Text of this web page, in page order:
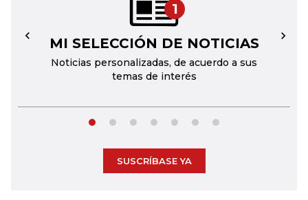
1
MI SELECCIÓN DE NOTICIAS
Noticias personalizadas, de acuerdo a sus
temas de interés
← →
SUSCRÍBASE YA